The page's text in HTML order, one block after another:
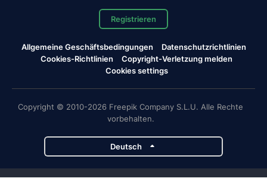
Registrieren
Allgemeine Geschäftsbedingungen
Datenschutzrichtlinien
Cookies-Richtlinien
Copyright-Verletzung melden
Cookies settings
Copyright © 2010-2026 Freepik Company S.L.U. Alle Rechte
vorbehalten.
Deutsch